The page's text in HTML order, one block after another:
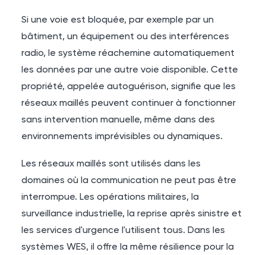
Si une voie est bloquée, par exemple par un
bâtiment, un équipement ou des interférences
radio, le système réachemine automatiquement
les données par une autre voie disponible. Cette
propriété, appelée autoguérison, signifie que les
réseaux maillés peuvent continuer à fonctionner
sans intervention manuelle, même dans des
environnements imprévisibles ou dynamiques.
Les réseaux maillés sont utilisés dans les
domaines où la communication ne peut pas être
interrompue. Les opérations militaires, la
surveillance industrielle, la reprise après sinistre et
les services d'urgence l'utilisent tous. Dans les
systèmes WES, il offre la même résilience pour la